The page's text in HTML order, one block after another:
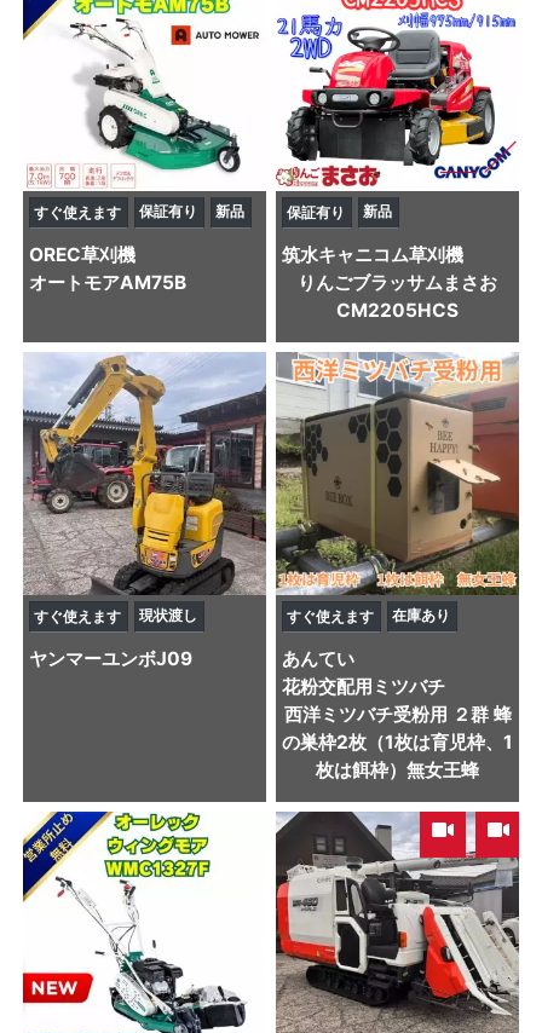
すぐ使えます 保証有り 新品
OREC草刈機
オートモアAM75B
保証有り 新品
筑水キャニコム草刈機
りんごブラッサムまさお
CM2205HCS
すぐ使えます 現状渡し
ヤンマーユンボJ09
すぐ使えます 在庫あり
あんてい
花粉交配用ミツバチ
西洋ミツバチ受粉用 ２群 蜂
の巣枠2枚（1枚は育児枠、1
枚は餌枠）無女王蜂
,